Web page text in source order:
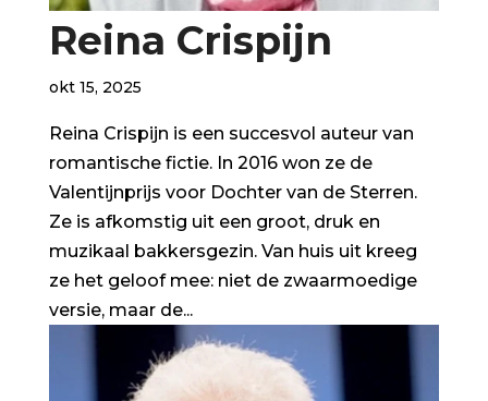
Reina Crispijn
okt 15, 2025
Reina Crispijn is een succesvol auteur van
romantische fictie. In 2016 won ze de
Valentijnprijs voor Dochter van de Sterren.
Ze is afkomstig uit een groot, druk en
muzikaal bakkersgezin. Van huis uit kreeg
ze het geloof mee: niet de zwaarmoedige
versie, maar de...